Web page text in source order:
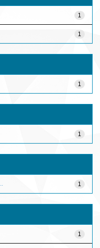
1
1
1
1
1
1